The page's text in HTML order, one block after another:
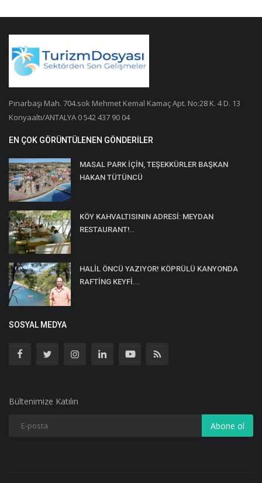
Pınarbaşı Mah. 704.sok Mehmet Kemal Kamaç Apt. No:28 K. 4 D. 13
Konyaaltı/ANTALYA 0 542 437 90 04
EN ÇOK GÖRÜNTÜLENEN GÖNDERILER
MASAL PARK İÇİN, TEŞEKKÜRLER BAŞKAN
HAKAN TÜTÜNCÜ
KÖY KAHVALTISININ ADRESİ: MEYDAN
RESTAURANT!..
HALİL ÖNCÜ YAZIYOR! KÖPRÜLÜ KANYONDA
RAFTİNG KEYFİ...
SOSYAL MEDYA
Bültenimize Katılın
Abone ol